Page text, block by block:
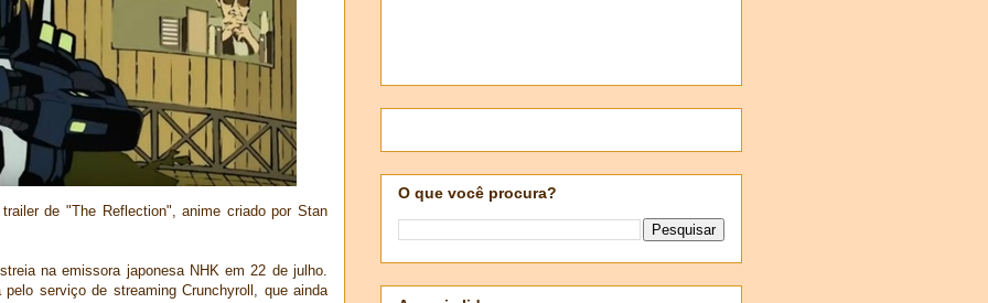
de "The Reflection", anime criado por Stan
na emissora japonesa NHK em 22 de julho.
serviço de streaming Crunchyroll, que ainda
O que você procura?